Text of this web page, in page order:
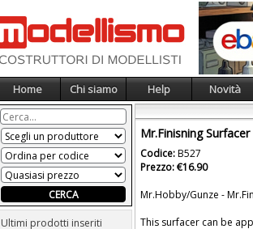
Home Chi siamo Help Novità
Ultimi prodotti inseriti
Mr.Finisning
Codice:B527
Prezzo: €16.90
Mr.Hobby/Gunze -
This surfacer can be